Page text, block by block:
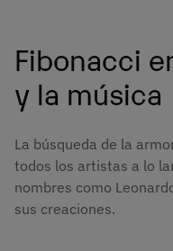
Fibonacci
y la música
La búsqueda de la
todos los artistas a lo
nombres como
sus creaciones.